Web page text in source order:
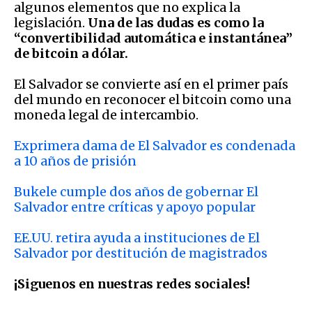
algunos elementos que no explica la
legislación. Una de las dudas es como la
“convertibilidad automática e instantánea”
de bitcoin a dólar.
El Salvador se convierte así en el primer país
del mundo en reconocer el bitcoin como una
moneda legal de intercambio.
Exprimera dama de El Salvador es condenada
a 10 años de prisión
Bukele cumple dos años de gobernar El
Salvador entre críticas y apoyo popular
EE.UU. retira ayuda a instituciones de El
Salvador por destitución de magistrados
¡Siguenos en nuestras redes sociales!